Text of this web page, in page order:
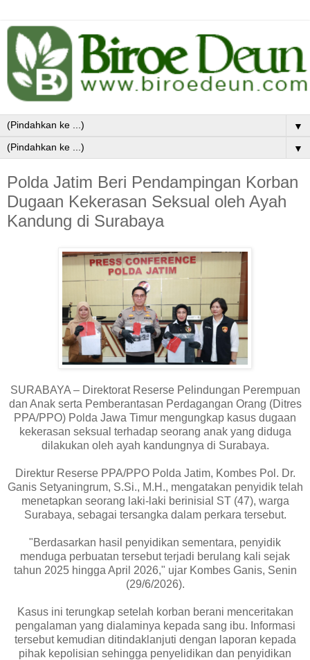
▼
▼
Polda Jatim Beri Pendampingan Korban
Dugaan Kekerasan Seksual oleh Ayah
Kandung di Surabaya
SURABAYA – Direktorat Reserse Pelindungan Perempuan
dan Anak serta Pemberantasan Perdagangan Orang (Ditres
PPA/PPO) Polda Jawa Timur mengungkap kasus dugaan
kekerasan seksual terhadap seorang anak yang diduga
dilakukan oleh ayah kandungnya di Surabaya.
Direktur Reserse PPA/PPO Polda Jatim, Kombes Pol. Dr.
Ganis Setyaningrum, S.Si., M.H., mengatakan penyidik telah
menetapkan seorang laki-laki berinisial ST (47), warga
Surabaya, sebagai tersangka dalam perkara tersebut.
"Berdasarkan hasil penyidikan sementara, penyidik
menduga perbuatan tersebut terjadi berulang kali sejak
tahun 2025 hingga April 2026," ujar Kombes Ganis, Senin
(29/6/2026).
Kasus ini terungkap setelah korban berani menceritakan
pengalaman yang dialaminya kepada sang ibu. Informasi
tersebut kemudian ditindaklanjuti dengan laporan kepada
pihak kepolisian sehingga penyelidikan dan penyidikan